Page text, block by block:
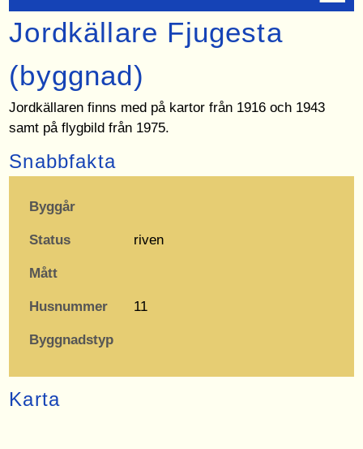
Jordkällare Fjugesta
(byggnad)
Jordkällaren finns med på kartor från 1916 och 1943
samt på flygbild från 1975.
Snabbfakta
Byggår
Status riven
Mått
Husnummer 11
Byggnadstyp
Karta